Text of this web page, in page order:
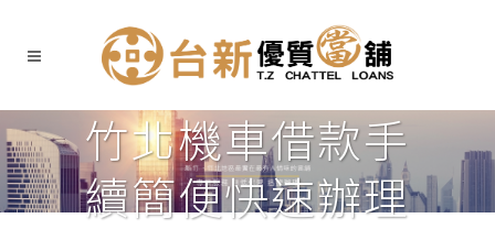
竹北機車借款手
續簡便快速辦理